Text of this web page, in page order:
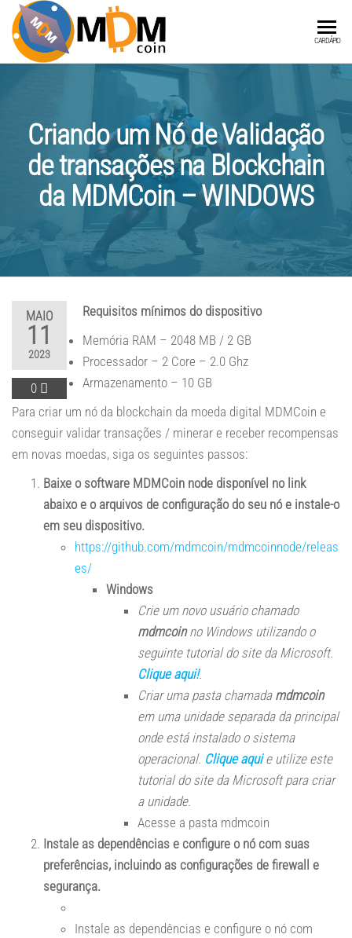
a Produtos
e Serviços
CARDÁPIO
Criando um Nó de Validação
de transações na Blockchain
da MDMCoin – WINDOWS
MAIO
11
2023
0
Requisitos mínimos do dispositivo
Memória RAM – 2048 MB / 2 GB
Processador – 2 Core – 2.0 Ghz
Armazenamento – 10 GB
Para criar um nó da blockchain da moeda digital MDMCoin e
conseguir validar transações / minerar e receber recompensas
em novas moedas, siga os seguintes passos:
Baixe o software MDMCoin node disponível no link
abaixo e o arquivos de configuração do seu nó e instale-o
em seu dispositivo.
https://github.com/mdmcoin/mdmcoinnode/releas
es/
Windows
Crie um novo usuário chamado
mdmcoinno Windows utilizando o
seguinte tutorial do site da Microsoft.
Clique aqui!.
Criar uma pasta chamadamdmcoin
em uma unidade separada da principal
onde está instalado o sistema
operacional. Clique aqui e utilize este
tutorial do site da Microsoft para criar
a unidade.
Acesse a pasta mdmcoin
Instale as dependências e configure o nó com suas
preferências, incluindo as configurações de firewall e
segurança.
Instale as dependências e configure o nó com